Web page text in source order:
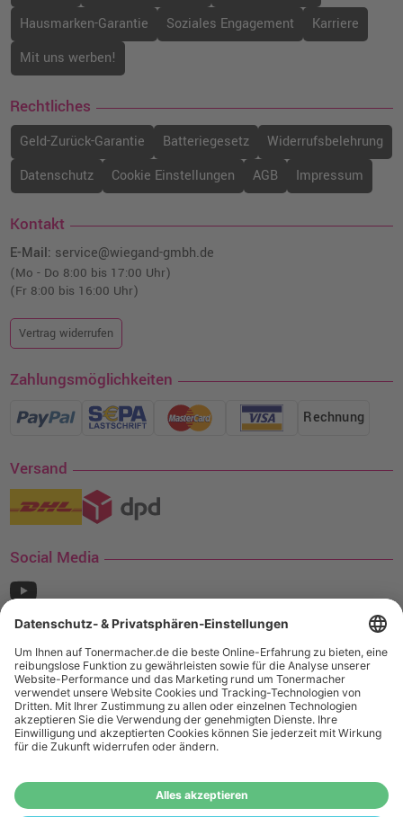
Hausmarken-Garantie
Soziales Engagement
Karriere
Mit uns werben!
Rechtliches
Geld-Zurück-Garantie Batteriegesetz
Widerrufsbelehrung
Datenschutz
Cookie Einstellungen AGB Impressum
Kontakt
E-Mail: service@wiegand-gmbh.de
(Mo - Do 8:00 bis 17:00 Uhr)
(Fr 8:00 bis 16:00 Uhr)
Vertrag widerrufen
Zahlungsmöglichkeiten
Rechnung
Versand
Social Media
¹ Nur gültig für den Versand innerhalb Deutschlands. Befindet sich ein Warenwert
von mindestens 35€ (inkl. Mwst.) an Ampertec Artikeln in Ihrem Warenkorb, ist der
Versand für Sie kostenfrei.